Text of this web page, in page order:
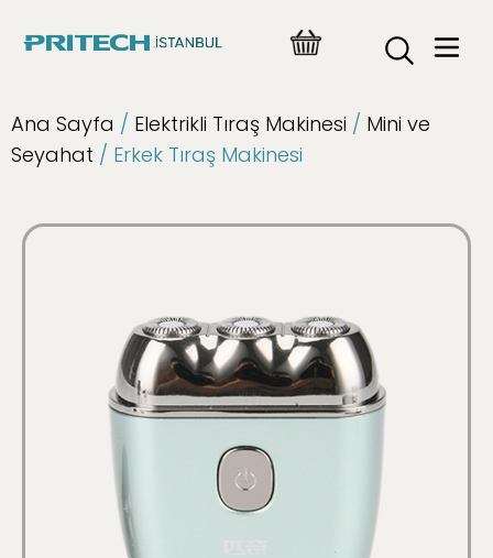
Ana Sayfa / Elektrikli Tıraş Makinesi / Mini ve
Seyahat / Erkek Tıraş Makinesi